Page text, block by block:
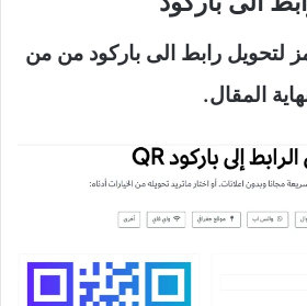
لتحويل رابط الى باركود من من
المقال.